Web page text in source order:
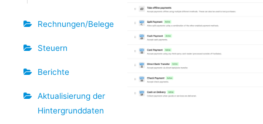
Rechnungen/Belege
Steuern
Berichte
Aktualisierung der
Hintergrunddaten